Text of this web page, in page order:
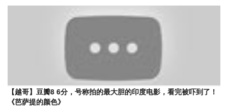
【越哥】豆瓣8 6分，号称拍的最大胆的印度电影，看完被吓到了！
《芭萨提的颜色》